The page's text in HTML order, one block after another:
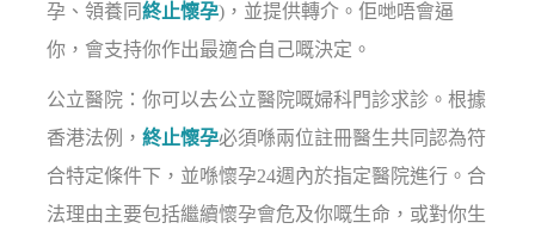
孕、領養同終止懷孕)，並提供轉介。佢哋唔會逼
你，會支持你作出最適合自己嘅決定。
公立醫院：你可以去公立醫院嘅婦科門診求診。根據
香港法例，終止懷孕必須喺兩位註冊醫生共同認為符
合特定條件下，並喺懷孕24週內於指定醫院進行。合
法理由主要包括繼續懷孕會危及你嘅生命，或對你生